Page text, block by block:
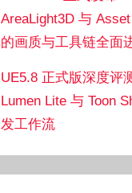
AreaLight3D 与
的画质与工具链全面
UE5.8 正式版深度评
Lumen Lite 与 Toon
发工作流